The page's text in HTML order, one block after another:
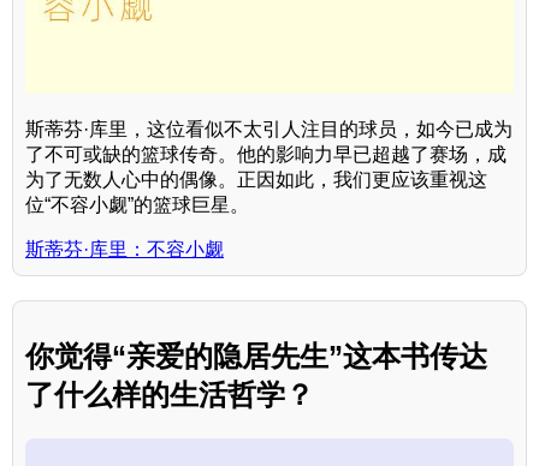
斯蒂芬·库里，这位看似不太引人注目的球员，如今已成为
了不可或缺的篮球传奇。他的影响力早已超越了赛场，成
为了无数人心中的偶像。正因如此，我们更应该重视这
位“不容小觑”的篮球巨星。
斯蒂芬·库里：不容小觑
你觉得“亲爱的隐居先生”这本书传达
了什么样的生活哲学？